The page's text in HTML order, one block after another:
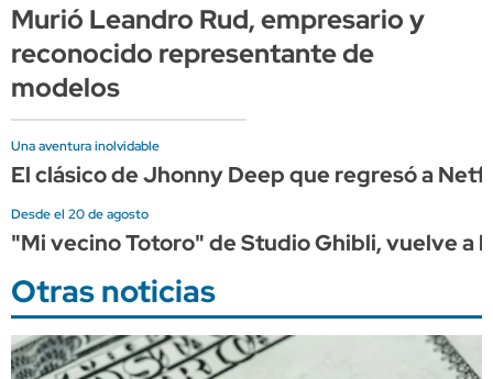
Murió Leandro Rud, empresario y
reconocido representante de
modelos
Una aventura inolvidable
El clásico de Jhonny Deep que regresó a
Desde el 20 de agosto
"Mi vecino Totoro" de Studio Ghibli, vuelve a
Otras noticias